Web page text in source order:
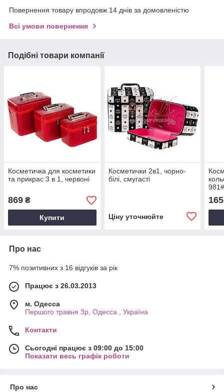
Повернення товару впродовж 14 днів за домовленістю
Всі умови повернення
Подібні товари компанії
Косметичка для косметики
та прикрас 3 в 1, червоні
869 ₴
Купити
Косметички 2в1, чорно-
білі, смугасті
Ціну уточнюйте
165
Про нас
7% позитивних з 16 відгуків за рік
Працює з 26.03.2013
м. Одесса
Першого травня 3р, Одесса , Україна
Контакти
Сьогодні працює з 09:00 до 15:00
Показати весь графік роботи
Про нас